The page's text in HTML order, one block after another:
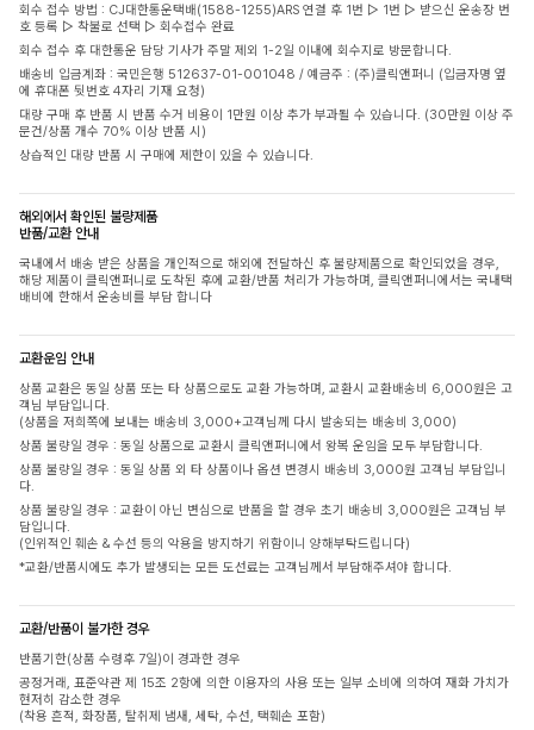
회수 접수 방법 : CJ대한통운택배(1588-1255)ARS 연결 후 1번 ▷ 1번 ▷ 받으신 운송장 번
호 등록 ▷ 착불로 선택 ▷ 회수접수 완료
회수 접수 후 대한통운 담당 기사가 주말 제외 1-2일 이내에 회수지로 방문합니다.
배송비 입금계좌 : 국민은행 512637-01-001048 / 예금주 : (주)클릭앤퍼니 (입금자명 옆
에 휴대폰 뒷번호 4자리 기재 요청)
대량 구매 후 반품 시 반품 수거 비용이 1만원 이상 추가 부과될 수 있습니다. (30만원 이상 주
문건/상품 개수 70% 이상 반품 시)
상습적인 대량 반품 시 구매에 제한이 있을 수 있습니다.
해외에서 확인된 불량제품
반품/교환 안내
국내에서 배송 받은 상품을 개인적으로 해외에 전달하신 후 불량제품으로 확인되었을 경우,
해당 제품이 클릭앤퍼니로 도착된 후에 교환/반품 처리가 가능하며, 클릭앤퍼니에서는 국내택
배비에 한해서 운송비를 부담 합니다
교환운임 안내
상품 교환은 동일 상품 또는 타 상품으로도 교환 가능하며, 교환시 교환배송비 6,000원은 고
객님 부담입니다.
(상품을 저희쪽에 보내는 배송비 3,000+고객님께 다시 발송되는 배송비 3,000)
상품 불량일 경우 : 동일 상품으로 교환시 클릭앤퍼니에서 왕복 운임을 모두 부담합니다.
상품 불량일 경우 : 동일 상품 외 타 상품이나 옵션 변경시 배송비 3,000원 고객님 부담입니
다.
상품 불량일 경우 : 교환이 아닌 변심으로 반품을 할 경우 초기 배송비 3,000원은 고객님 부
담입니다.
(인위적인 훼손 & 수선 등의 악용을 방지하기 위함이니 양해부탁드립니다)
*교환/반품시에도 추가 발생되는 모든 도선료는 고객님께서 부담해주셔야 합니다.
교환/반품이 불가한 경우
반품기한(상품 수령후 7일)이 경과한 경우
공정거래, 표준약관 제 15조 2항에 의한 이용자의 사용 또는 일부 소비에 의하여 재화 가치가
현저히 감소한 경우
(착용 흔적, 화장품, 탈취제 냄새, 세탁, 수선, 택훼손 포함)